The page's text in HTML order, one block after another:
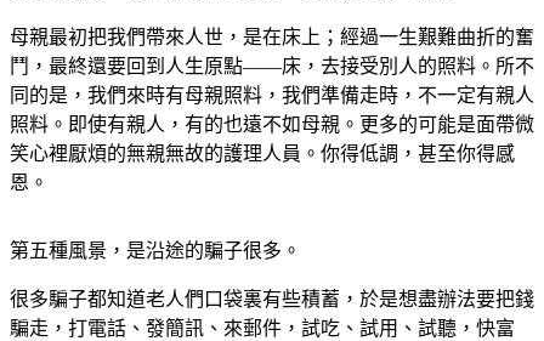
母親最初把我們帶來人世，是在床上；經過一生艱難曲折的奮
鬥，最終還要回到人生原點——床，去接受別人的照料。所不
同的是，我們來時有母親照料，我們準備走時，不一定有親人
照料。即使有親人，有的也遠不如母親。更多的可能是面帶微
笑心裡厭煩的無親無故的護理人員。你得低調，甚至你得感
恩。
第五種風景，是沿途的騙子很多。
很多騙子都知道老人們口袋裏有些積蓄，於是想盡辦法要把錢
騙走，打電話、發簡訊、來郵件，試吃、試用、試聽，快富